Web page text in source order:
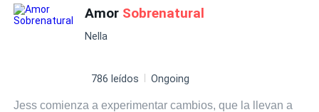
pero le falta el amor de su mate, su pareja destinada. La
manada del hielo, que gobernaba todas las demás y
estaba oculta entre las sombras, después de quinientos
impacientemente dispersa entre todas la manadas,
aproximándose por parte de rey de los vampiros. No es la
Amor Sobrenatural
Nella
786 leídos Ongoing
Jess comienza a experimentar cambios, que la llevan a